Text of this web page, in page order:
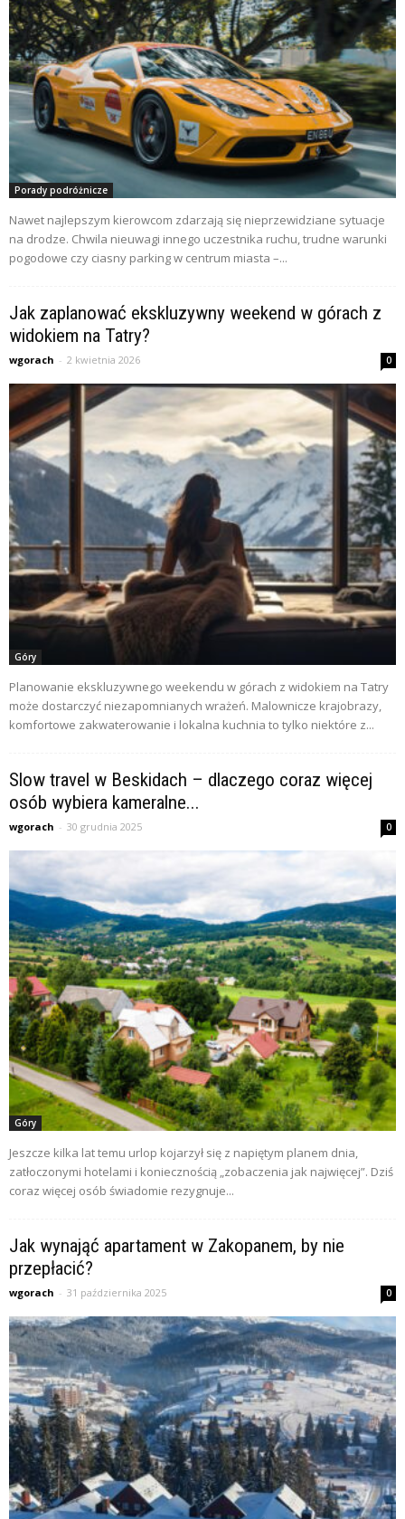
Porady podróżnicze
Nawet najlepszym kierowcom zdarzają się nieprzewidziane sytuacje
na drodze. Chwila nieuwagi innego uczestnika ruchu, trudne warunki
pogodowe czy ciasny parking w centrum miasta –...
Jak zaplanować ekskluzywny weekend w górach z
widokiem na Tatry?
wgorach - 2 kwietnia 2026 0
Góry
Planowanie ekskluzywnego weekendu w górach z widokiem na Tatry
może dostarczyć niezapomnianych wrażeń. Malownicze krajobrazy,
komfortowe zakwaterowanie i lokalna kuchnia to tylko niektóre z...
Slow travel w Beskidach – dlaczego coraz więcej
osób wybiera kameralne...
wgorach - 30 grudnia 2025 0
Góry
Jeszcze kilka lat temu urlop kojarzył się z napiętym planem dnia,
zatłoczonymi hotelami i koniecznością „zobaczenia jak najwięcej”. Dziś
coraz więcej osób świadomie rezygnuje...
Jak wynająć apartament w Zakopanem, by nie
przepłacić?
wgorach - 31 października 2025 0